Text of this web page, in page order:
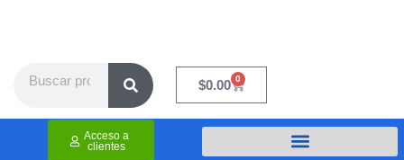
$0.00 0
Cart
Acceso a
clientes